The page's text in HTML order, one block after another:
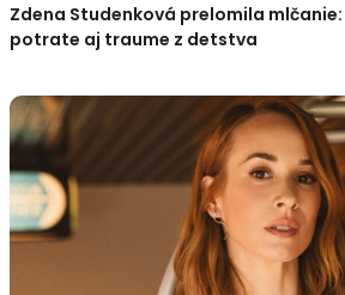
Zdena Studenková prelomila
potrate aj traume z detstva